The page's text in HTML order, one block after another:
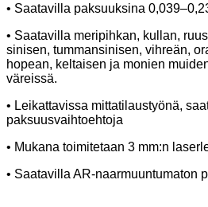
• Saatavilla paksuuksina
• Saatavilla meripihkan, kullan,
sinisen, tummansinisen, vihreän,
hopean, keltaisen ja monien
väreissä.
• Leikattavissa mittatilaustyönä,
paksuusvaihtoehtoja
• Mukana toimitetaan 3 mm:n
• Saatavilla AR-naarmuuntumaton